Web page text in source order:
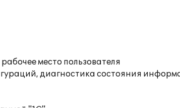
место пользователя
диагностика состояния